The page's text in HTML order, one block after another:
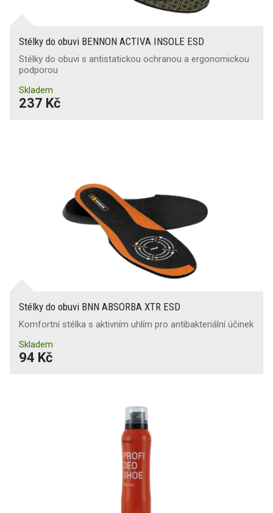
Stélky do obuvi BENNON ACTIVA INSOLE ESD
Stélky do obuvi s antistatickou ochranou a ergonomickou
podporou
Skladem
237 Kč
Stélky do obuvi BNN ABSORBA XTR ESD
Komfortní stélka s aktivním uhlím pro antibakteriální účinek
Skladem
94 Kč